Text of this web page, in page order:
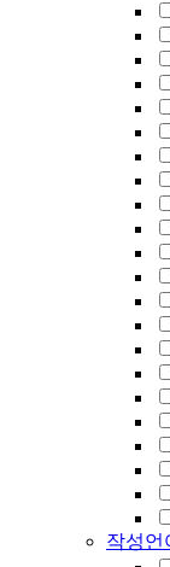
작성언